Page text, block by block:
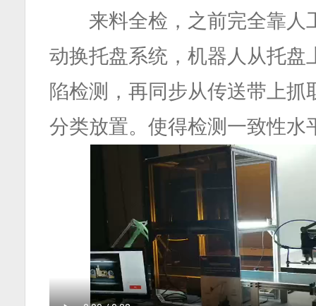
来料全检，之前完全靠人
动换托盘系统，机器人从托盘
陷检测，再同步从传送带上抓
分类放置。使得检测一致性水